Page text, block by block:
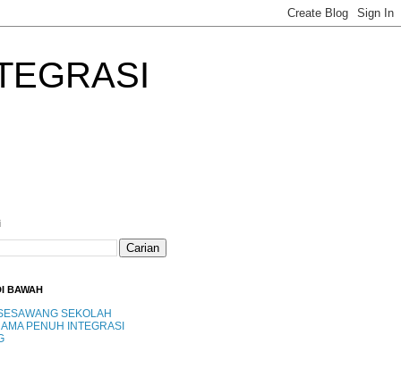
BAWAH
SEKOLAH
PENUH INTEGRASI